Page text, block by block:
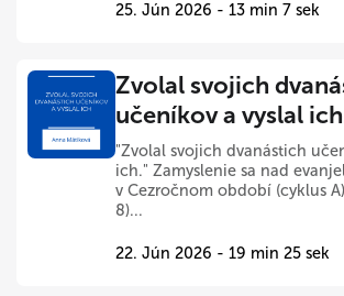
25. Jún 2026 - 13 min 7 sek
Zvolal svojich
učeníkov a vyslal
"Zvolal svojich dvanástich
ich." Zamyslenie sa nad
v Cezročnom období (cyklus
8)...
22. Jún 2026 - 19 min 25 sek